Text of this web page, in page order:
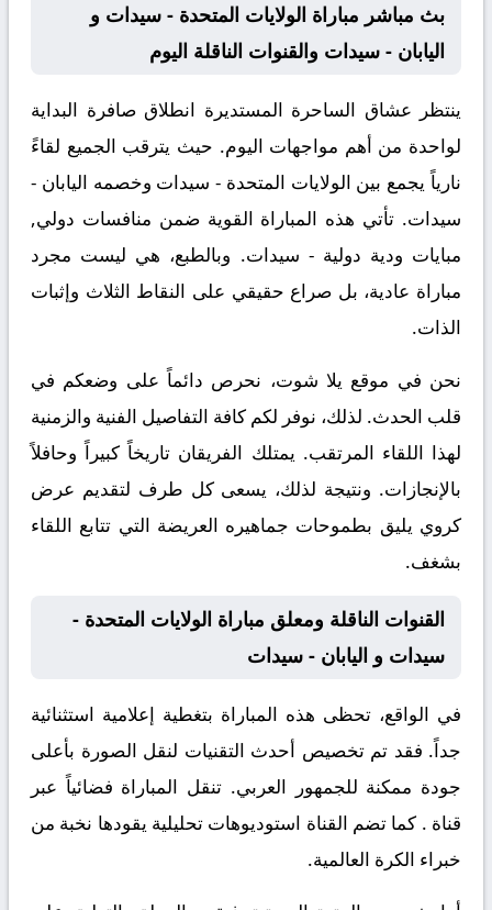
بث مباشر مباراة الولايات المتحدة - سيدات و
اليابان - سيدات والقنوات الناقلة اليوم
ينتظر عشاق الساحرة المستديرة انطلاق صافرة البداية
لواحدة من أهم مواجهات اليوم. حيث يترقب الجميع لقاءً
نارياً يجمع بين الولايات المتحدة - سيدات وخصمه اليابان -
سيدات. تأتي هذه المباراة القوية ضمن منافسات دولي,
مبايات ودية دولية - سيدات. وبالطبع، هي ليست مجرد
مباراة عادية، بل صراع حقيقي على النقاط الثلاث وإثبات
الذات.
نحن في موقع يلا شوت، نحرص دائماً على وضعكم في
قلب الحدث. لذلك، نوفر لكم كافة التفاصيل الفنية والزمنية
لهذا اللقاء المرتقب. يمتلك الفريقان تاريخاً كبيراً وحافلاً
بالإنجازات. ونتيجة لذلك، يسعى كل طرف لتقديم عرض
كروي يليق بطموحات جماهيره العريضة التي تتابع اللقاء
بشغف.
القنوات الناقلة ومعلق مباراة الولايات المتحدة -
سيدات و اليابان - سيدات
في الواقع، تحظى هذه المباراة بتغطية إعلامية استثنائية
جداً. فقد تم تخصيص أحدث التقنيات لنقل الصورة بأعلى
جودة ممكنة للجمهور العربي. تنقل المباراة فضائياً عبر
قناة . كما تضم القناة استوديوهات تحليلية يقودها نخبة من
خبراء الكرة العالمية.